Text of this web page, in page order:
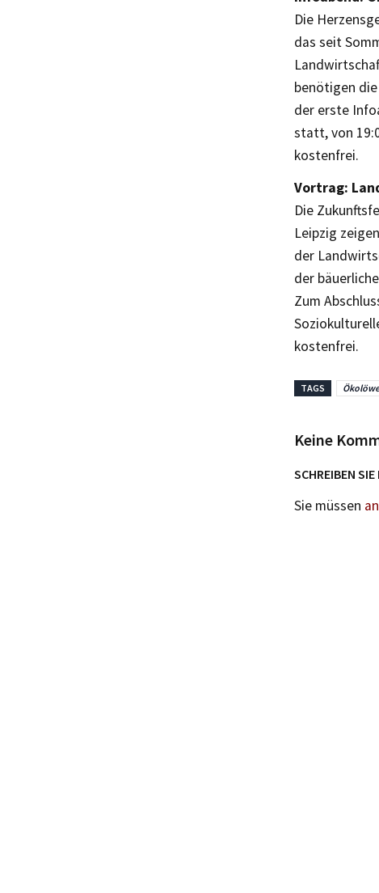
Die
das seit
benötigen
der erste
statt, von
kostenfrei.
Vortrag:
Die
Leipzig
der
der
Zum
kostenfrei.
TAGS Ökolöwe
Keine
SCHREIBEN
Sie müssen